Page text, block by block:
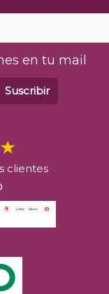
en tu mail
Suscribir
clientes